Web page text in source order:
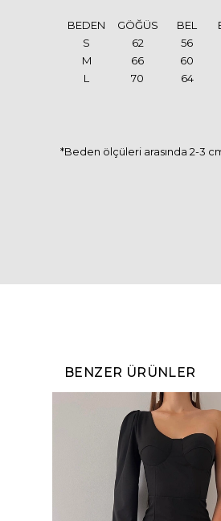
BEDEN GÖĞÜS BEL
S
62 56
M
66 60
L
70 64
*Beden ölçüleri arasında 2-3
BENZER ÜRÜNLER